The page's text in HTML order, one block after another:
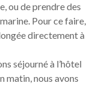
ou de prendre des
Pour ce faire,
directement à
séjourné à l’hôtel
matin, nous avons